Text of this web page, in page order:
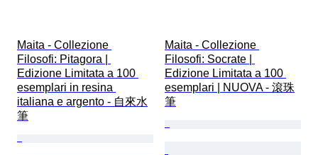
Maita - Collezione
Filosofi: Pitagora |
Edizione Limitata a 100
esemplari in resina
italiana e argento - 自來水
筆
Maita - Collezione
Filosofi: Socrate |
Edizione Limitata a 100
esemplari | NUOVA - 滾珠
筆